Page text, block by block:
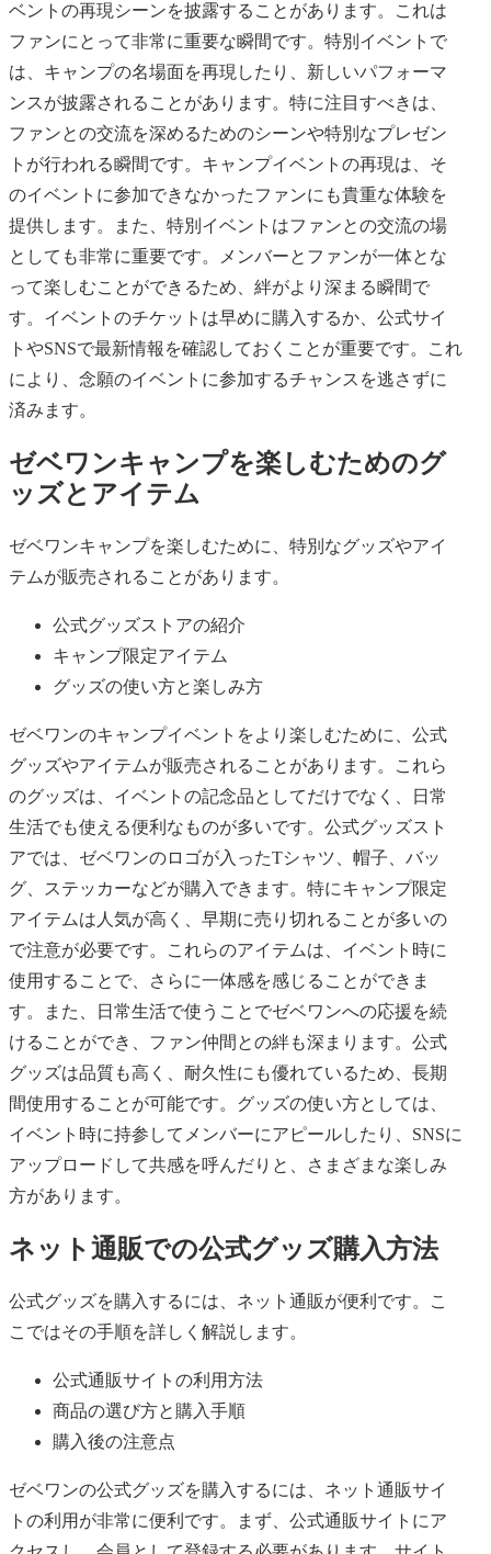
ベントの再現シーンを披露することがあります。これは
ファンにとって非常に重要な瞬間です。特別イベントで
は、キャンプの名場面を再現したり、新しいパフォーマ
ンスが披露されることがあります。特に注目すべきは、
ファンとの交流を深めるためのシーンや特別なプレゼン
トが行われる瞬間です。キャンプイベントの再現は、そ
のイベントに参加できなかったファンにも貴重な体験を
提供します。また、特別イベントはファンとの交流の場
としても非常に重要です。メンバーとファンが一体とな
って楽しむことができるため、絆がより深まる瞬間で
す。イベントのチケットは早めに購入するか、公式サイ
トやSNSで最新情報を確認しておくことが重要です。これ
により、念願のイベントに参加するチャンスを逃さずに
済みます。
ゼベワンキャンプを楽しむためのグ
ッズとアイテム
ゼベワンキャンプを楽しむために、特別なグッズやアイ
テムが販売されることがあります。
公式グッズストアの紹介
キャンプ限定アイテム
グッズの使い方と楽しみ方
ゼベワンのキャンプイベントをより楽しむために、公式
グッズやアイテムが販売されることがあります。これら
のグッズは、イベントの記念品としてだけでなく、日常
生活でも使える便利なものが多いです。公式グッズスト
アでは、ゼベワンのロゴが入ったTシャツ、帽子、バッ
グ、ステッカーなどが購入できます。特にキャンプ限定
アイテムは人気が高く、早期に売り切れることが多いの
で注意が必要です。これらのアイテムは、イベント時に
使用することで、さらに一体感を感じることができま
す。また、日常生活で使うことでゼベワンへの応援を続
けることができ、ファン仲間との絆も深まります。公式
グッズは品質も高く、耐久性にも優れているため、長期
間使用することが可能です。グッズの使い方としては、
イベント時に持参してメンバーにアピールしたり、SNSに
アップロードして共感を呼んだりと、さまざまな楽しみ
方があります。
ネット通販での公式グッズ購入方法
公式グッズを購入するには、ネット通販が便利です。こ
こではその手順を詳しく解説します。
公式通販サイトの利用方法
商品の選び方と購入手順
購入後の注意点
ゼベワンの公式グッズを購入するには、ネット通販サイ
トの利用が非常に便利です。まず、公式通販サイトにア